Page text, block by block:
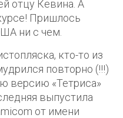
отцу Кевина. А
Пришлось
ни с чем.
кто-то из
повторно (!!!)
версию «Тетриса»
выпустила
от имени